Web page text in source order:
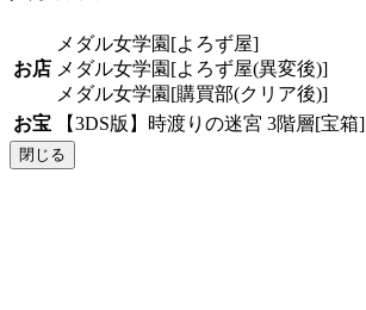
お店
メダル女学園[よろず屋]
メダル女学園[よろず屋(異変後)]
メダル女学園[購買部(クリア後)]
お宝
【3DS版】時渡りの迷宮 3階層[宝箱]
閉じる